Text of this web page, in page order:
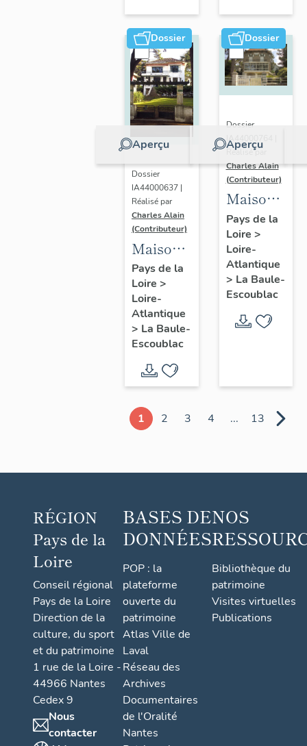
Lattre-
de-
Tassigny
Dossier
Aperçu
Dossier
IA44000637 |
Réalisé par
Charles Alain
(Contributeur)
Maison
dite villa
balnéaire
Les
Peupliers,
23
avenue
des
Pays de la
Loire >
Loire-
Atlantique
> La Baule-
Escoublac
Dossier
Aperçu
Dossier
IA44000764 |
Réalisé par
Charles Alain
(Contributeur)
Maison
dite villa
balnéaire
Gazonette
puis
Romance,
avenue
Pays de la
Loire >
Loire-
Atlantique
> La Baule-
Escoublac
1 2 3 4 ... 13
RÉGION
Pays de la
Loire
Conseil régional
Pays de la Loire
Direction de la
culture, du sport
et du patrimoine
1 rue de la Loire -
44966 Nantes
Cedex 9
Nous
contacter
BASES DE
DONNÉES
POP : la
plateforme
ouverte du
patrimoine
Atlas Ville de
Laval
Réseau des
Archives
Documentaires
de l'Oralité
Nantes
NOS
Bibliothèque du
patrimoine
Visites virtuelles
Publications